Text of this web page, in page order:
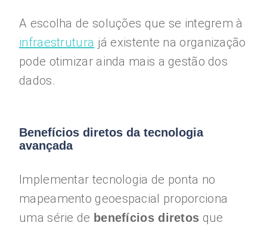
A escolha de soluções que se integrem à
infraestrutura já existente na organização
pode otimizar ainda mais a gestão dos
dados.
Benefícios diretos da tecnologia
avançada
Implementar tecnologia de ponta no
mapeamento geoespacial proporciona
uma série de benefícios diretos que